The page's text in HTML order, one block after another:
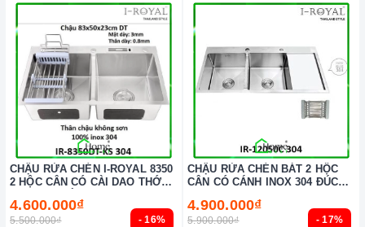
- 16%
CHẬU RỬA CHÉN I-ROYAL 8350
2 HỘC CÂN CÓ CÀI DAO THỚT
4.600.000₫
5.500.000₫ - 17%
CHẬU RỬA CHÉN BÁT 2 HỘC
CÂN CÓ CÁNH INOX 304 ĐÚC
4.900.000₫
5.900.000₫